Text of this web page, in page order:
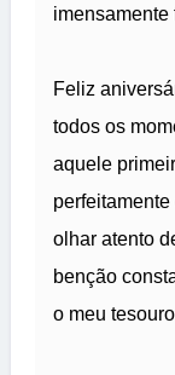
imensamente
Feliz
todos os
aquele
olhar atento
benção
o meu